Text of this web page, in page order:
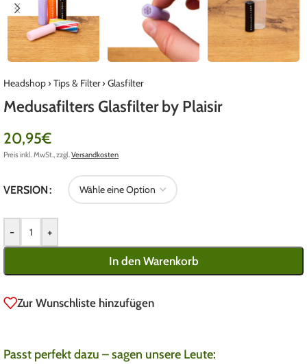
Headshop› Tips & Filter› Glasfilter
Medusafilters Glasfilter by Plaisir
20,95€
Preis inkl. MwSt., zzgl.Versandkosten
VERSION
- +
In den Warenkorb
Zur Wunschliste hinzufügen
Passt perfekt dazu – sagen unsere Leute: